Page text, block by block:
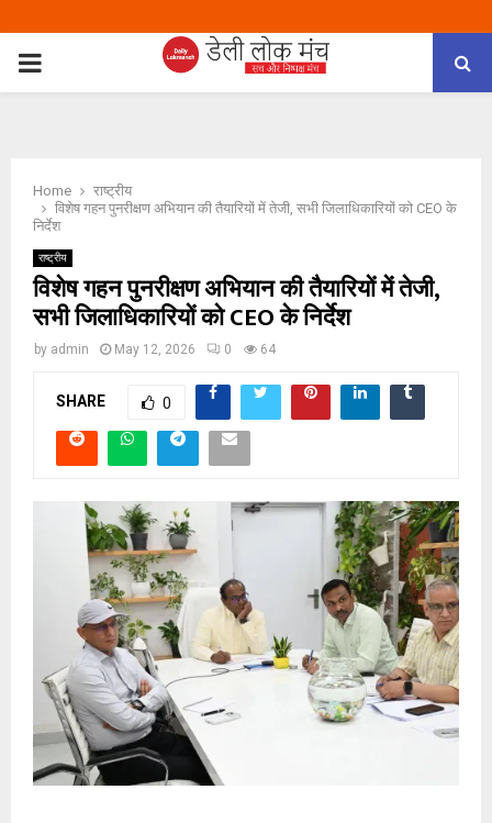
PRIMARY
Home
राष्ट्रीय
विशेष गहन पुनरीक्षण अभियान की तैयारियों में तेजी, सभी जिलाधिकारियों को CEO के
निर्देश
राष्ट्रीय
विशेष गहन पुनरीक्षण अभियान की तैयारियों में तेजी,
सभी जिलाधिकारियों को CEO के निर्देश
by admin May 12, 2026 0 64
SHARE 0